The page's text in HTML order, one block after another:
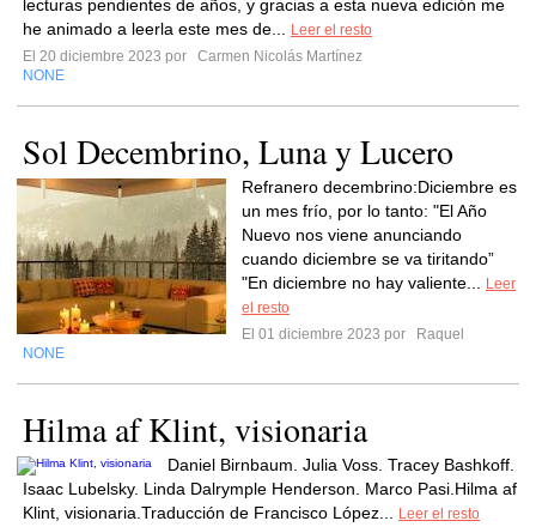
lecturas pendientes de años, y gracias a esta nueva edición me
he animado a leerla este mes de...
Leer el resto
El 20 diciembre 2023 por
Carmen Nicolás Martínez
NONE
Sol Decembrino, Luna y Lucero
Refranero decembrino:Diciembre es
un mes frío, por lo tanto: "El Año
Nuevo nos viene anunciando
cuando diciembre se va tiritando”
"En diciembre no hay valiente...
Leer
el resto
El 01 diciembre 2023 por
Raquel
NONE
Hilma af Klint, visionaria
Daniel Birnbaum. Julia Voss. Tracey Bashkoff.
Isaac Lubelsky. Linda Dalrymple Henderson. Marco Pasi.Hilma af
Klint, visionaria.Traducción de Francisco López...
Leer el resto